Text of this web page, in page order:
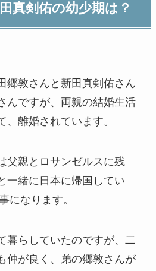
真剣佑の幼少期は？
郷敦さんと新田真剣佑さん
んですが、両親の結婚生活
、離婚されています。
父親とロサンゼルスに残
一緒に日本に帰国してい
になります。
暮らしていたのですが、二
仲が良く、弟の郷敦さんが